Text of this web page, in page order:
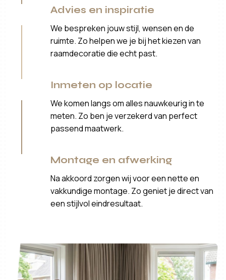
Advies en inspiratie
We bespreken jouw stijl, wensen en de
ruimte. Zo helpen we je bij het kiezen van
raamdecoratie die echt past.
Inmeten op locatie
We komen langs om alles nauwkeurig in te
meten. Zo ben je verzekerd van perfect
passend maatwerk.
Montage en afwerking
Na akkoord zorgen wij voor een nette en
vakkundige montage. Zo geniet je direct van
een stijlvol eindresultaat.